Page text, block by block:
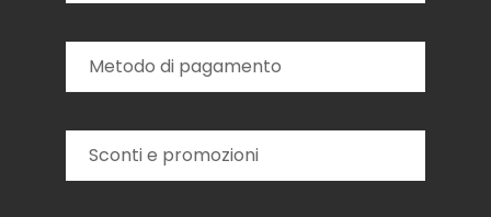
Metodo di pagamento
Sconti e promozioni